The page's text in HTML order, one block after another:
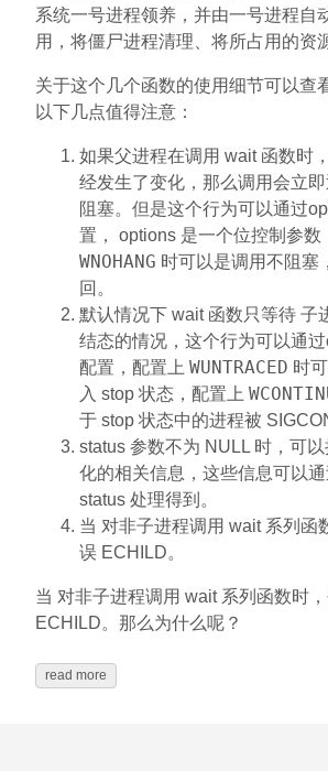
系统一号进程领养，并由一号进程自
用，将僵尸进程清理、将所占用的资
关于这个几个函数的使用细节可以查
以下几点值得注意：
如果父进程在调用 wait 函数时
经发生了变化，那么调用会立
阻塞。但是这个行为可以通过
置， options 是一个位控制参数
WNOHANG 时可以是调用不阻塞
回。
默认情况下 wait 函数只等待 子
结态的情况，这个行为可以通
配置，配置上 WUNTRACED 时
入 stop 状态，配置上
于 stop 状态中的进程被
status 参数不为 NULL 时，可
化的相关信息，这些信息可以
status 处理得到。
当 对非子进程调用 wait 系列函
误 ECHILD。
当 对非子进程调用 wait 系列函数时
ECHILD。那么为什么呢？
read more